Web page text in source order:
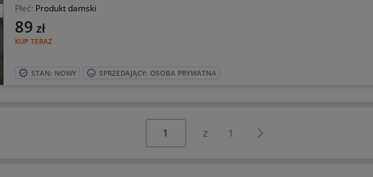
Płeć: Produkt damski
KUP TERAZ
89 zł
STAN: NOWY SPRZEDAJĄCY: OSOBA PRYWATNA
z 1 Następna strona